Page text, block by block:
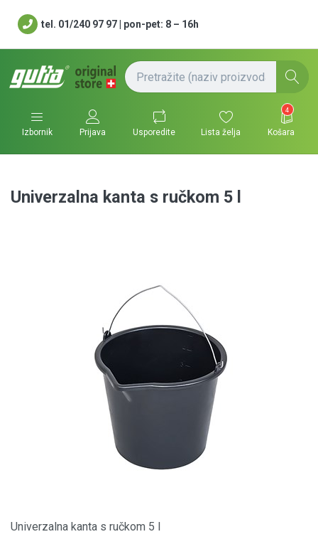
tel. 01/240 97 97 | pon-pet: 8 – 16h
Izbornik Prijava Usporedite Lista želja
4
Košara
Univerzalna kanta s ručkom 5 l
Univerzalna kanta s ručkom 5 l